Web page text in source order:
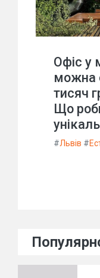
Офіс у
можна
тисяч
Що
#Львів #